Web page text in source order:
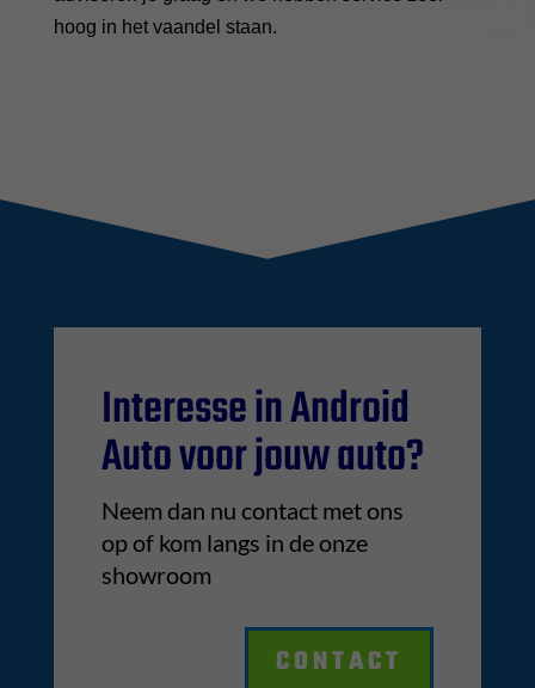
hoog in het vaandel staan.
Interesse in Android
Auto voor jouw auto?
Neem dan nu contact met ons
op of kom langs in de onze
showroom
CONTACT